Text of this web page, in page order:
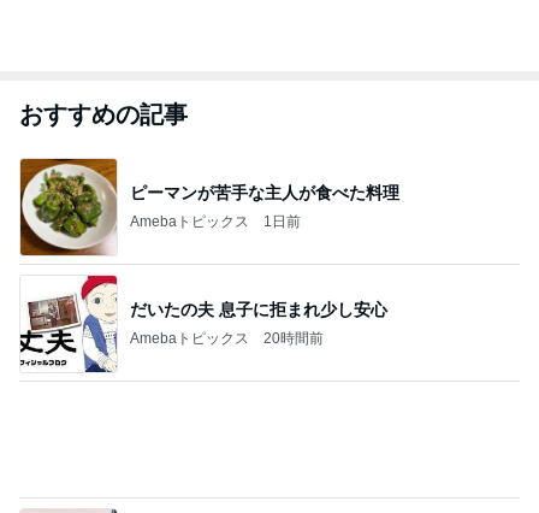
おすすめの記事
ピーマンが苦手な主人が食べた料理
Amebaトピックス 1日前
だいたの夫 息子に拒まれ少し安心
Amebaトピックス 20時間前